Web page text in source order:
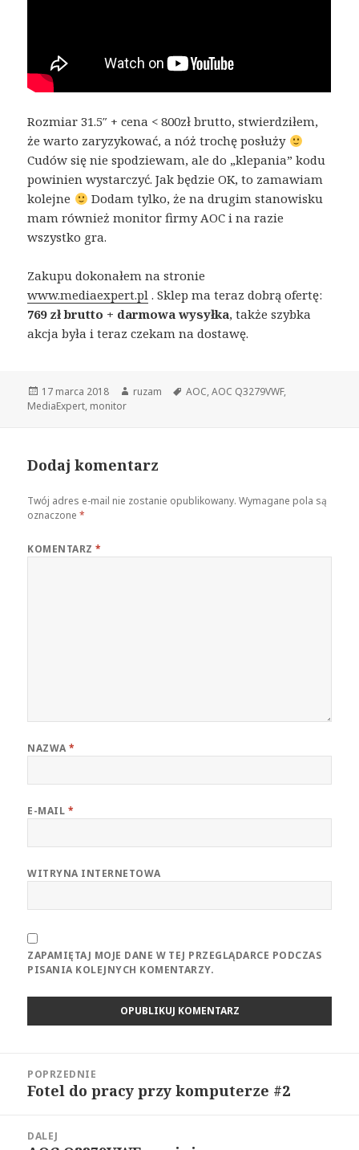
Rozmiar 31.5″ + cena < 800zł brutto, stwierdziłem,
że warto zaryzykować, a nóż trochę posłuży
Cudów się nie spodziewam, ale do „klepania” kodu
powinien wystarczyć. Jak będzie OK, to zamawiam
kolejne
Dodam tylko, że na drugim stanowisku
mam również monitor firmy AOC i na razie
wszystko gra.
Zakupu dokonałem na stronie
www.mediaexpert.pl . Sklep ma teraz dobrą ofertę:
769 zł brutto + darmowa wysyłka, także szybka
akcja była i teraz czekam na dostawę.
Opublikowano
17 marca 2018 Autor
ruzam Tagi
AOC,AOC Q3279VWF,
MediaExpert, monitor
Dodaj komentarz
Twój adres e-mail nie zostanie opublikowany. Wymagane pola są
oznaczone*
KOMENTARZ*
NAZWA*
E-MAIL *
WITRYNA INTERNETOWA
ZAPAMIĘTAJ MOJE DANE W TEJ PRZEGLĄDARCE PODCZAS
PISANIA KOLEJNYCH KOMENTARZY.
wpisuPOPRZEDNIE
Poprzedni
Fotel do pracy przy komputerze #2
DALEJ